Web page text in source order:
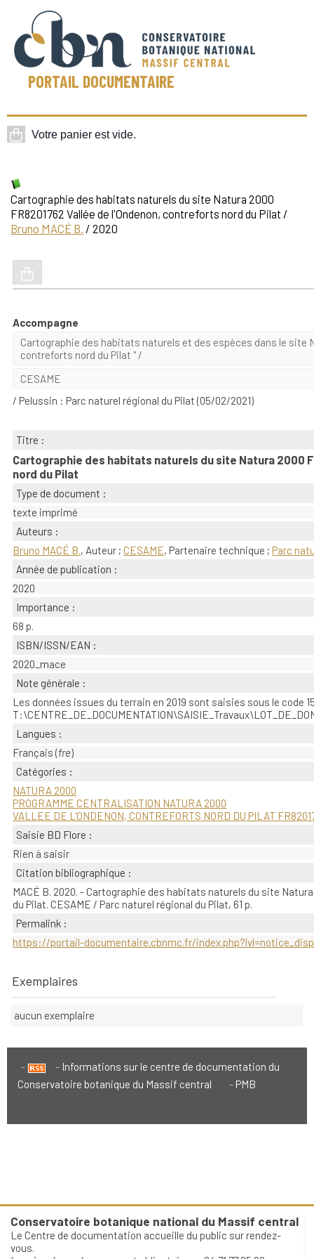
PORTAIL DOCUMENTAIRE
Cartographie des habitats naturels du site Natura 2000
FR8201762 Vallée de l'Ondenon, contreforts nord du Pilat /
Bruno MACÉ B. / 2020
Accompagne
Cartographie des habitats naturels et des espèces dans le site
contreforts nord du Pilat " /
CESAME
/ Pelussin : Parc naturel régional du Pilat (05/02/2021)
Titre :
Cartographie des habitats naturels du site Natura 2000
nord du Pilat
Type de document :
texte imprimé
Auteurs :
Bruno MACÉ B., Auteur ;CESAME, Partenaire technique ;Parc
Année de publication :
2020
Importance :
68 p.
ISBN/ISSN/EAN :
2020_mace
Note générale :
Les données issues du terrain en 2019 sont saisies sous le code
Langues :
Français (fre)
Catégories :
NATURA 2000
PROGRAMME CENTRALISATION NATURA 2000
VALLEE DE L'ONDENON, CONTREFORTS NORD DU PILAT
Saisie BD Flore :
Rien à saisir
Citation bibliographique :
MACÉ B. 2020. - Cartographie des habitats naturels du site
du Pilat. CESAME / Parc naturel régional du Pilat, 61 p.
Permalink :
https://portail-documentaire.cbnmc.fr/
Exemplaires
aucun exemplaire
Informations sur le centre de documentation du
Conservatoire botanique du Massif central
PMB
Conservatoire botanique national du Massif central
Le Centre de documentation accueille du public sur rendez-
vous.